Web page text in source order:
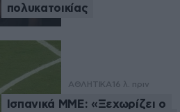
πολυκατοικίας
ΑΘΛΗΤΙΚΑ 16 λ. πριν
Ισπανικά ΜΜΕ: «Ξεχωρίζει ο